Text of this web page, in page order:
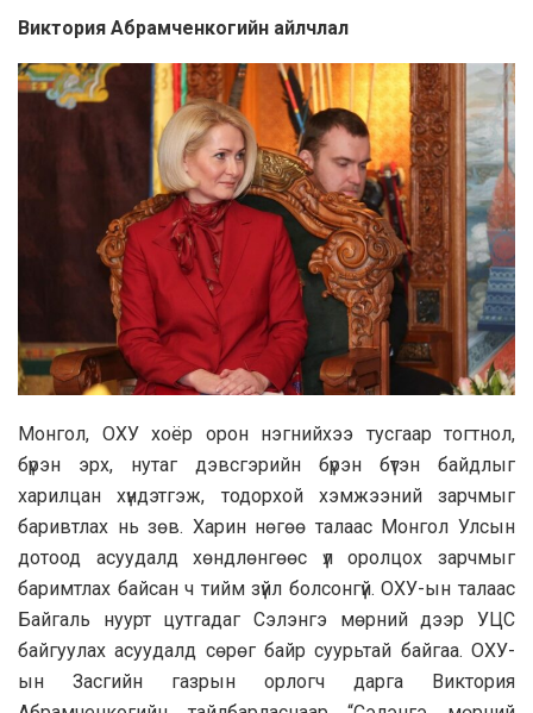
Виктория Абрамченкогийн айлчлал
Монгол, ОХУ хоёр орон нэгнийхээ тусгаар тогтнол,
бүрэн эрх, нутаг дэвсгэрийн бүрэн бүтэн байдлыг
харилцан хүндэтгэж, тодорхой хэмжээний зарчмыг
баривтлах нь зөв. Харин нөгөө талаас Монгол Улсын
дотоод асуудалд хөндлөнгөөс үл оролцох зарчмыг
баримтлах байсан ч тийм зүйл болсонгүй. ОХУ-ын талаас
Байгаль нуурт цутгадаг Сэлэнгэ мөрний дээр УЦС
байгуулах асуудалд сөрөг байр суурьтай байгаа. ОХУ-
ын Засгийн газрын орлогч дарга Виктория